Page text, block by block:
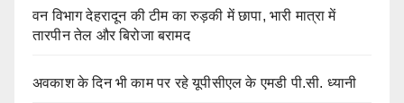
वन विभाग देहरादून की टीम का रुड़की में छापा, भारी मात्रा में
तारपीन तेल और बिरोजा बरामद
अवकाश के दिन भी काम पर रहे यूपीसीएल के एमडी पी.सी. ध्यानी